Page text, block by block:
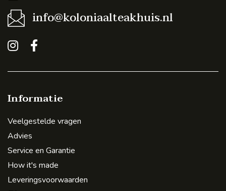
info@koloniaalteakhuis.nl
Informatie
Veelgestelde vragen
Advies
Service en Garantie
How it's made
Leveringsvoorwaarden